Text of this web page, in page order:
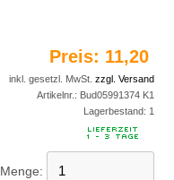
Preis: 11,20 
inkl. gesetzl. MwSt. zzgl. Versand
Artikelnr.: Bud05991374 K1
Lagerbestand: 1
Menge: